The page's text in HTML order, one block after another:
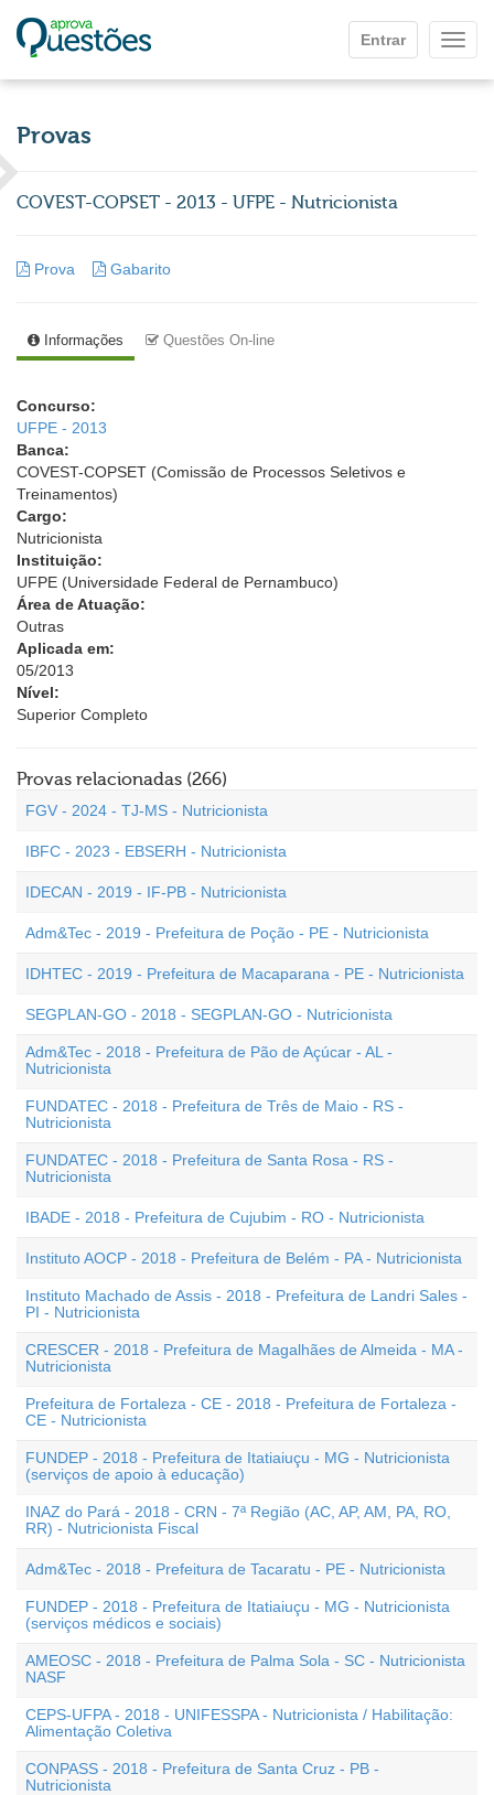
Entrar
Provas
COVEST-COPSET - 2013 - UFPE - Nutricionista
Prova Gabarito
Informações Questões On-line
Concurso:
UFPE - 2013
Banca:
COVEST-COPSET (Comissão de Processos Seletivos e
Treinamentos)
Cargo:
Nutricionista
Instituição:
UFPE (Universidade Federal de Pernambuco)
Área de Atuação:
Outras
Aplicada em:
05/2013
Nível:
Superior Completo
Provas relacionadas (266)
FGV - 2024 - TJ-MS - Nutricionista
IBFC - 2023 - EBSERH - Nutricionista
IDECAN - 2019 - IF-PB - Nutricionista
Adm&Tec - 2019 - Prefeitura de Poção - PE - Nutricionista
IDHTEC - 2019 - Prefeitura de Macaparana - PE - Nutricionista
SEGPLAN-GO - 2018 - SEGPLAN-GO - Nutricionista
Adm&Tec - 2018 - Prefeitura de Pão de Açúcar - AL -
Nutricionista
FUNDATEC - 2018 - Prefeitura de Três de Maio - RS -
Nutricionista
FUNDATEC - 2018 - Prefeitura de Santa Rosa - RS -
Nutricionista
IBADE - 2018 - Prefeitura de Cujubim - RO - Nutricionista
Instituto AOCP - 2018 - Prefeitura de Belém - PA - Nutricionista
Instituto Machado de Assis - 2018 - Prefeitura de Landri Sales -
PI - Nutricionista
CRESCER - 2018 - Prefeitura de Magalhães de Almeida - MA -
Nutricionista
Prefeitura de Fortaleza - CE - 2018 - Prefeitura de Fortaleza -
CE - Nutricionista
FUNDEP - 2018 - Prefeitura de Itatiaiuçu - MG - Nutricionista
(serviços de apoio à educação)
INAZ do Pará - 2018 - CRN - 7ª Região (AC, AP, AM, PA, RO,
RR) - Nutricionista Fiscal
Adm&Tec - 2018 - Prefeitura de Tacaratu - PE - Nutricionista
FUNDEP - 2018 - Prefeitura de Itatiaiuçu - MG - Nutricionista
(serviços médicos e sociais)
AMEOSC - 2018 - Prefeitura de Palma Sola - SC - Nutricionista
NASF
CEPS-UFPA - 2018 - UNIFESSPA - Nutricionista / Habilitação:
Alimentação Coletiva
CONPASS - 2018 - Prefeitura de Santa Cruz - PB -
Nutricionista